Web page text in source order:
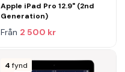
Apple iPad Pro 12.9" (2nd
Generation)
Från 2 500 kr
4 fynd